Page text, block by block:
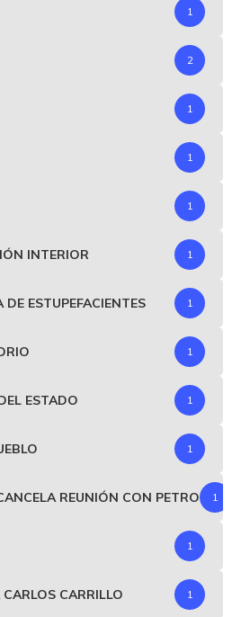
1
2
1
1
1
INTERIOR 1
ESTUPEFACIENTES 1
1
ESTADO 1
1
REUNIÓN CON PETRO 1
1
CARRILLO 1